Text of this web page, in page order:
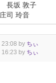
長坂 敦子
司 玲音
by ちぃ
by ちぃ